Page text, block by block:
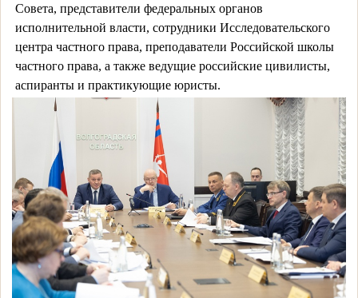
Совета, представители федеральных органов
исполнительной власти, сотрудники Исследовательского
центра частного права, преподаватели Российской школы
частного права, а также ведущие российские цивилисты,
аспиранты и практикующие юристы.